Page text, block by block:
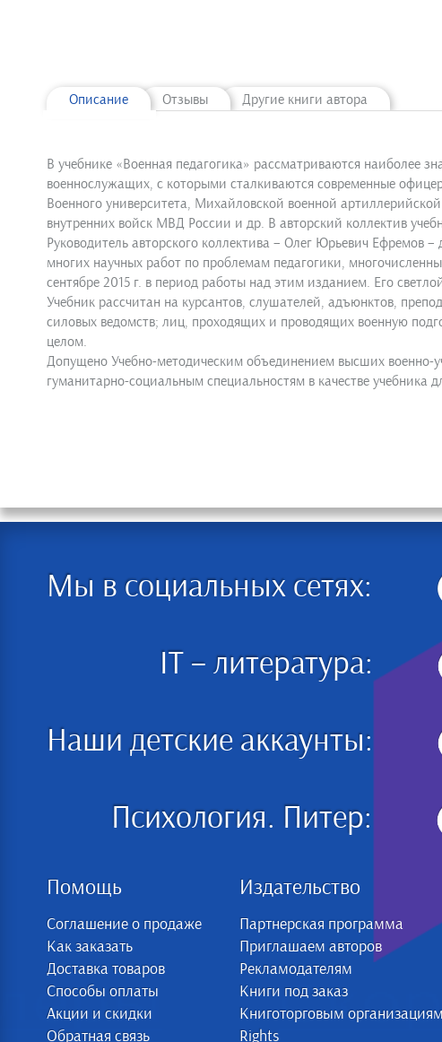
Описание Отзывы Другие книги автора
В учебнике «Военная педагогика» рассматриваются наиболее
военнослужащих, с которыми сталкиваются современные
Военного университета, Михайловской военной
внутренних войск МВД России и др. В авторский коллектив
Руководитель авторского коллектива – Олег Юрьевич Ефремов
многих научных работ по проблемам педагогики,
сентябре 2015 г. в период работы над этим изданием. Его
Учебник рассчитан на курсантов, слушателей, адъюнктов,
силовых ведомств; лиц, проходящих и проводящих военную
целом.
Допущено Учебно-методическим объединением высших военно-
гуманитарно-социальным специальностям в качестве учебника
Мы в социальных сетях:
IT – литература:
Наши детские аккаунты:
Психология. Питер:
Помощь
Соглашение о продаже
Как заказать
Доставка товаров
Способы оплаты
Акции и скидки
Обратная связь
Издательство
Партнерская программа
Приглашаем авторов
Рекламодателям
Книги под заказ
Книготорговым организациям
Rights